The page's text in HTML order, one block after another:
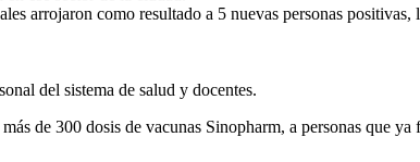
arrojaron como resultado a 5 nuevas personas positivas,
del sistema de salud y docentes.
de 300 dosis de vacunas Sinopharm, a personas que ya